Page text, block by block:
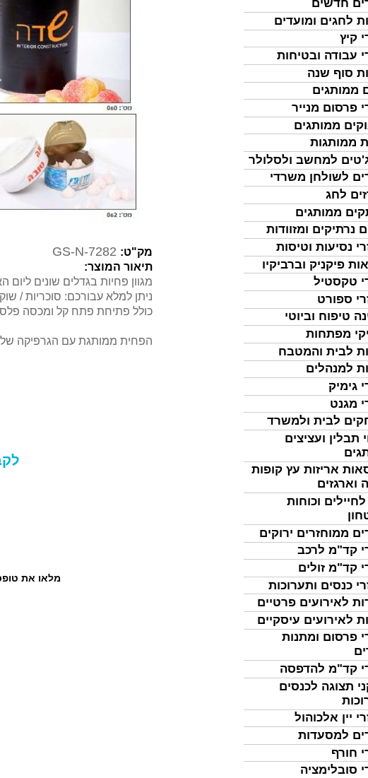
חדשים
לחגים ומועדים
קיץ
עבודה ובטיחות
סוף שנה
ממותגים
פרסום מנייר
ממותגים
ממותגות
למחשב ולסלולר
לשולחן משרדי
לחג
ממותגים
נרתיקים ומזוודות
נסיעות וטיסות
פיקניק וברביקיו
טקסטיל
ספורט
טיפוח וביוטי
מפתחות
לבית והמטבח
למנהלים
גימיק
מגנט
לבית ולמשרד
תבלין ועציצים
אריזות עץ קופות
וארגזים
לחיילים וכוחות
ממוחזרים ירוקים
קד"מ לרכב
קד"מ זולים
כנסים ותערוכות
לאירועים פרטיים
לאירועים עיסקיים
פרסום ומתנות
קד"מ להדפסה
תצוגה לכנסים
יין אלכוהול
למסעדות
חורף
סובלימציה
מק"ט: GS-N-7282
תיאור המוצר:
מגוון פחיות בגדלים שונים ליום
ניתן למלא עבורכם: סוכריות /
כולל פתיחת פתח קל ומכסה
הפחית ממותגת עם הגרפיקה
מלאו את